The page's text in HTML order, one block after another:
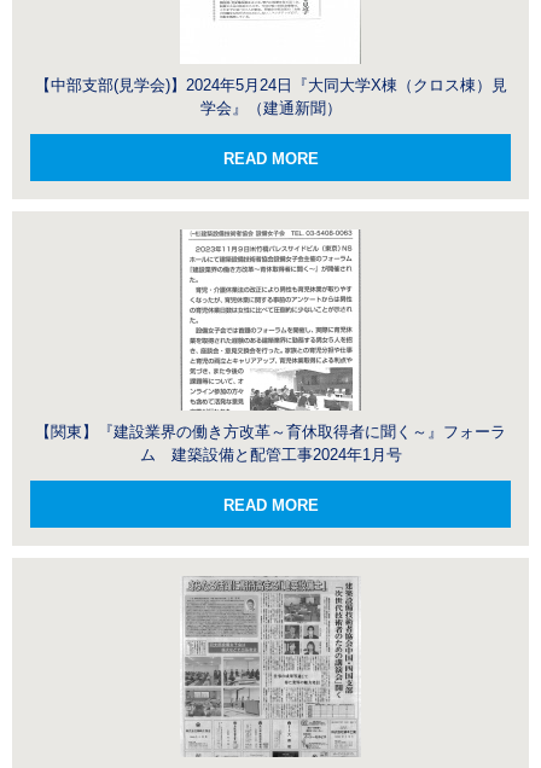
【中部支部(見学会)】2024年5月24日『大同大学X棟（クロス棟）見
学会』（建通新聞）
READ MORE
【関東】『建設業界の働き方改革～育休取得者に聞く～』フォーラ
ム 建築設備と配管工事2024年1月号
READ MORE